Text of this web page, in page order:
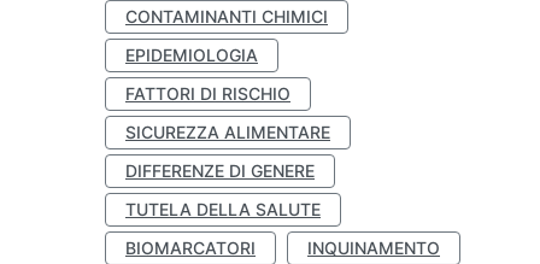
CONTAMINANTI CHIMICI
EPIDEMIOLOGIA
FATTORI DI RISCHIO
SICUREZZA ALIMENTARE
DIFFERENZE DI GENERE
TUTELA DELLA SALUTE
BIOMARCATORI
INQUINAMENTO